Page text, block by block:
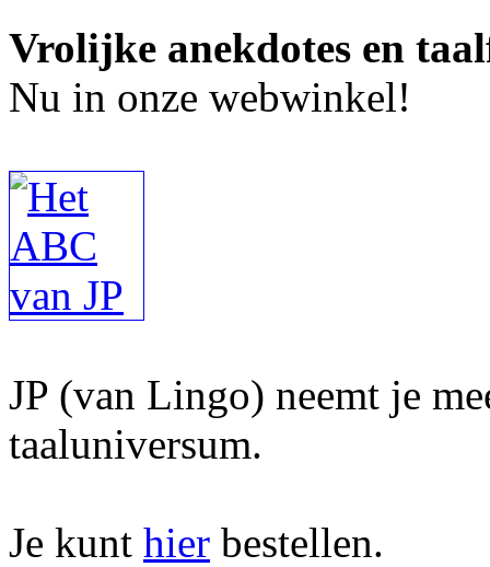
Vrolijke anekdotes en
Nu in onze webwinkel!
JP (van Lingo) neemt je
taaluniversum.
Je kunt hier bestellen.